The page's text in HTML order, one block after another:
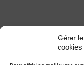
Gérer
cookies